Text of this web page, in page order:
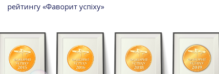
рейтингу «Фаворит успіху»